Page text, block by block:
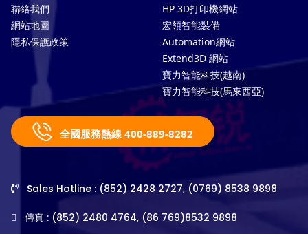
聯絡我們
網站地圖
隱私保護政策
HP 3D打印機網站
宏領智能裝備
Automation網站
Extend3D 網站
寶力智能科技(越南)
寶力智能科技(馬來西亞)
全國服務熱線 400-889-8282
Sales Hotline : (852) 2428 2727, (0769) 8538 9898
傳真 : (852) 2480 4764, (86 769)8532 9898